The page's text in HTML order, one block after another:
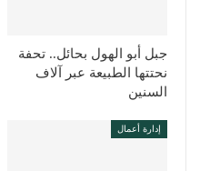
جبل أبو الهول بحائل.. تحفة
نحتتها الطبيعة عبر آلاف
السنين
إدارة أعمال